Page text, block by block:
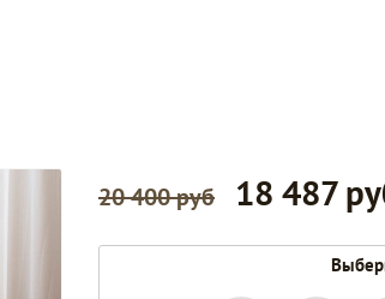
20 400 руб 18 487